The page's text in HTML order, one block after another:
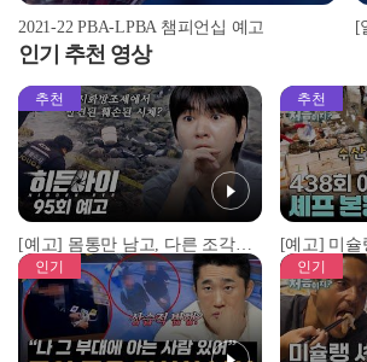
2021-22 PBA-LPBA 챔피언십 예고
인기 추천 영상
추천
[예고] 몸통만 남고, 다른 조각은 어디에..? 시화호에서 드러난 충격적인 토막 살인사건!
추천
인기 인기